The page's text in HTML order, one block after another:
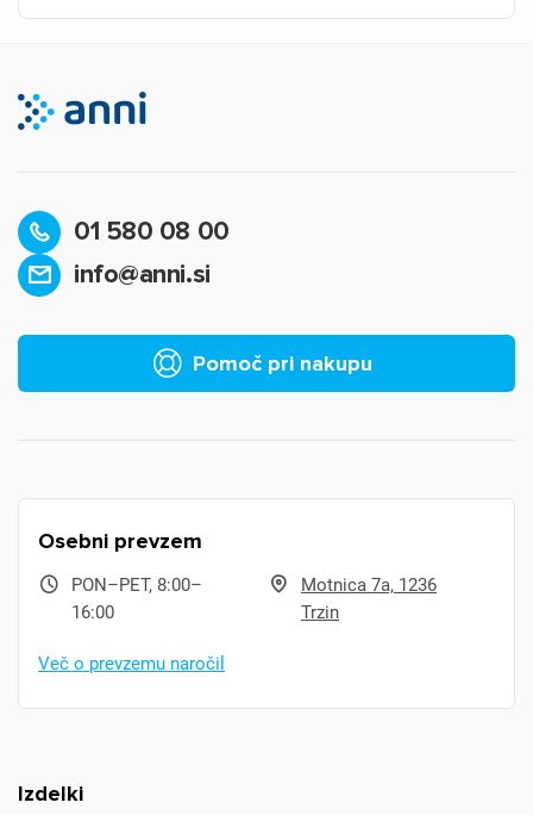
01 580 08 00
info@anni.si
Pomoč pri nakupu
Izdelki
Osebni prevzem
PON–PET, 8:00–
16:00
Motnica 7a, 1236
Trzin
Več o prevzemu naročil